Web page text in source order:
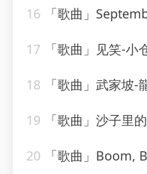
16 「歌曲」
17 「歌曲」见笑-小
18 「歌曲」武家坡-
19 「歌曲」沙子里
20 「歌曲」Boom, Boom, Ain't